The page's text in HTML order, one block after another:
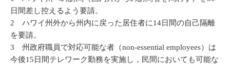
日間差し控えるよう要請。
2 ハワイ州外から州内に戻った居住者に14日間の自己隔離
を要請。
3 州政府職員で対応可能な者（non-essential employees）は
今後15日間テレワーク勤務を実施し，民間においても可能な